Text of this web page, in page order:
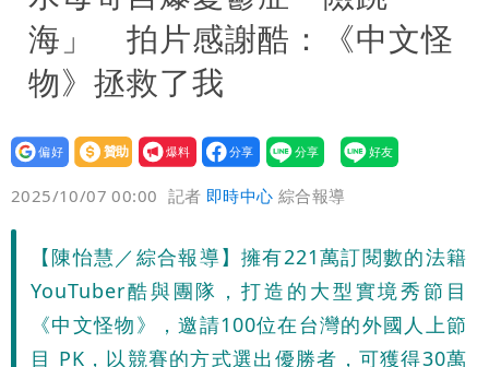
海」 拍片感謝酷：《中文怪
物》拯救了我
設為
贊助
我要
爆料
2025/10/07 00:00 記者 即時中心 綜合報導
【陳怡慧／綜合報導】擁有221萬訂閱數的法籍
YouTuber酷與團隊，打造的大型實境秀節目
《中文怪物》，邀請100位在台灣的外國人上節
目 PK，以競賽的方式選出優勝者，可獲得30萬